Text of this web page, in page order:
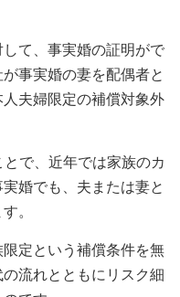
て、事実婚の証明がで
事実婚の妻を配偶者と
夫婦限定の補償対象外
で、近年では家族のカ
婚でも、夫または妻と
。
定という補償条件を無
流れとともにリスク細